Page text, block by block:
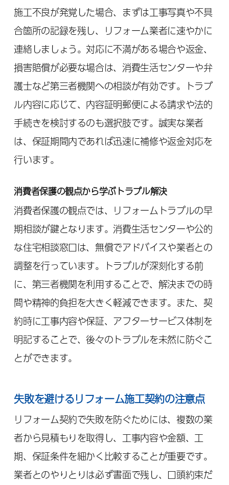
施工不良が発覚した場合、まずは工事写真や不具
合箇所の記録を残し、リフォーム業者に速やかに
連絡しましょう。対応に不満がある場合や返金、
損害賠償が必要な場合は、消費生活センターや弁
護士など第三者機関への相談が有効です。トラブ
ル内容に応じて、内容証明郵便による請求や法的
手続きを検討するのも選択肢です。誠実な業者
は、保証期間内であれば迅速に補修や返金対応を
行います。
消費者保護の観点から学ぶトラブル解決
消費者保護の観点では、リフォームトラブルの早
期相談が鍵となります。消費生活センターや公的
な住宅相談窓口は、無償でアドバイスや業者との
調整を行っています。トラブルが深刻化する前
に、第三者機関を利用することで、解決までの時
間や精神的負担を大きく軽減できます。また、契
約時に工事内容や保証、アフターサービス体制を
明記することで、後々のトラブルを未然に防ぐこ
とができます。
失敗を避けるリフォーム施工契約の注意点
リフォーム契約で失敗を防ぐためには、複数の業
者から見積もりを取得し、工事内容や金額、工
期、保証条件を細かく比較することが重要です。
業者とのやりとりは必ず書面で残し、口頭約束だ